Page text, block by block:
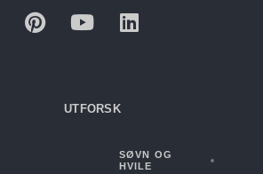
UTFORSK
SØVN OG
HVILE